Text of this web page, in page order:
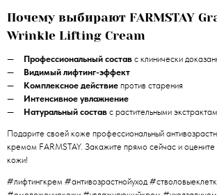
Почему выбирают FARMSTAY
Wrinkle Lifting Cream
Профессиональный состав с клинически
Видимый лифтинг-эффект
Комплексное действие против старения
Интенсивное увлажнение
Натуральный состав с растительными
Подарите своей коже профессиональный
кремом FARMSTAY. Закажите прямо сейчас и
кожи!
#лифтингкрем #антивозрастнойуход